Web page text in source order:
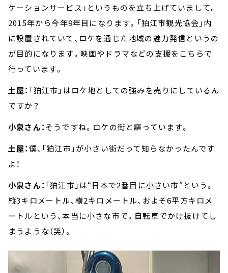
ケーションサービス」というものを立ち上げていまして。
2015年から今年9年目になります。「狛江市観光協会」内
に設置されていて、ロケを通じた地域の魅力発信というの
が目的になります。映画やドラマなどの支援をこちらで
行っています。
土屋： 「狛江市」はロケ地としての強みを売りにしているん
ですか？
小泉さん：そうですね。ロケの街と謳っています。
土屋：僕、「狛江市」が小さい街だって知らなかったんです
よ！
小泉さん： 「狛江市」は“日本で2番目に小さい市”という。
縦3キロメートル、横2キロメートル、およそ6平方キロメ
ートルという、本当に小さな市で。自転車でかけ抜けてし
まうような（笑）。